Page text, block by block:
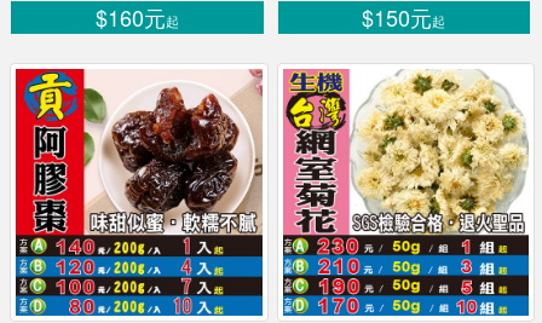
$160元起 $150元起